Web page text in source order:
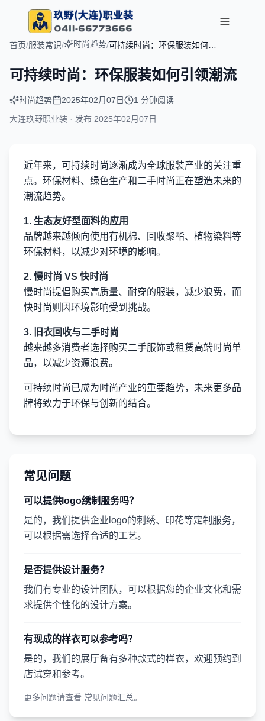
首页/服装常识/ 时尚趋势/可持续时尚：环保服装如何引
可持续时尚：环保服装如何引领潮流
时尚趋势 2025年02月07日
1 分钟阅读
大连玖野职业装 · 发布 2025年02月07日
近年来，可持续时尚逐渐成为全球服装产业的关注重
点。环保材料、绿色生产和二手时尚正在塑造未来的
潮流趋势。
1. 生态友好型面料的应用
品牌越来越倾向使用有机棉、回收聚酯、植物染料等
环保材料，以减少对环境的影响。
2. 慢时尚 VS 快时尚
慢时尚提倡购买高质量、耐穿的服装，减少浪费，而
快时尚则因环境影响受到挑战。
3. 旧衣回收与二手时尚
越来越多消费者选择购买二手服饰或租赁高端时尚单
品，以减少资源浪费。
可持续时尚已成为时尚产业的重要趋势，未来更多品
牌将致力于环保与创新的结合。
常见问题
可以提供logo绣制服务吗？
是的，我们提供企业logo的刺绣、印花等定制服务，
可以根据需选择合适的工艺。
是否提供设计服务？
我们有专业的设计团队，可以根据您的企业文化和需
求提供个性化的设计方案。
有现成的样衣可以参考吗？
是的，我们的展厅备有多种款式的样衣，欢迎预约到
店试穿和参考。
更多问题请查看 常见问题汇总。